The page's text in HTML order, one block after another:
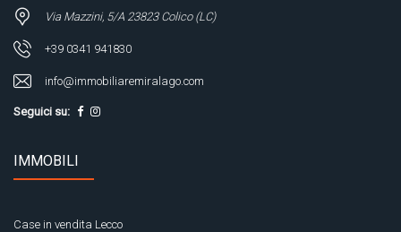
Via Mazzini, 5/A 23823 Colico (LC)
+39 0341 941830
info@immobiliaremiralago.com
Seguici su:
IMMOBILI
Case in vendita Lecco